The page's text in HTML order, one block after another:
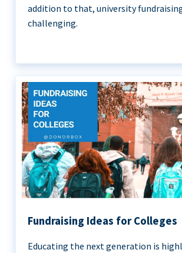
addition to that, university
challenging.
Fundraising Ideas for Colleges
Educating the next generation is